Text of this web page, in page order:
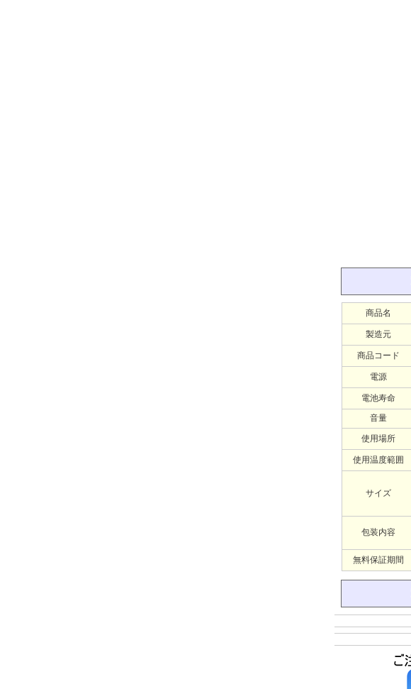
商品名
製造元
商品コード
電源
電池寿命
音量
使用場所
使用温度範囲
サイズ
包装内容
無料保証期間